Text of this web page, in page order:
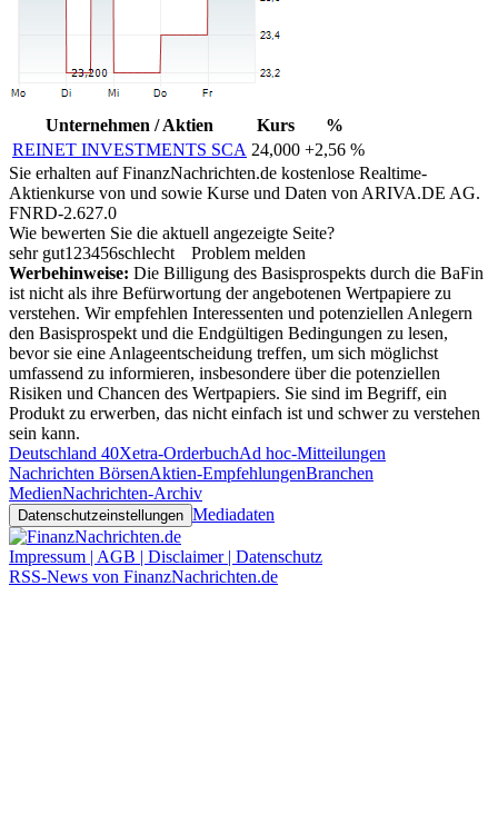
Unternehmen / Aktien Kurs
%
REINET INVESTMENTS SCA 24,000 +2,56 %
Sie erhalten auf FinanzNachrichten.de kostenlose Realtime-
Aktienkurse von und sowie Kurse und Daten von ARIVA.DE AG.
FNRD-2.627.0
Wie bewerten Sie die aktuell angezeigte Seite?
sehr gut1 23456schlecht
Problem melden
Werbehinweise: Die Billigung des Basisprospekts durch die BaFin
ist nicht als ihre Befürwortung der angebotenen Wertpapiere zu
verstehen. Wir empfehlen Interessenten und potenziellen Anlegern
den Basisprospekt und die Endgültigen Bedingungen zu lesen,
bevor sie eine Anlageentscheidung treffen, um sich möglichst
umfassend zu informieren, insbesondere über die potenziellen
Risiken und Chancen des Wertpapiers. Sie sind im Begriff, ein
Produkt zu erwerben, das nicht einfach ist und schwer zu verstehen
sein kann.
Deutschland 40Xetra-OrderbuchAd hoc-Mitteilungen
Nachrichten BörsenAktien-EmpfehlungenBranchen
MedienNachrichten-Archiv
Datenschutzeinstellungen Mediadaten
Impressum | AGB | Disclaimer | Datenschutz
RSS-News von FinanzNachrichten.de